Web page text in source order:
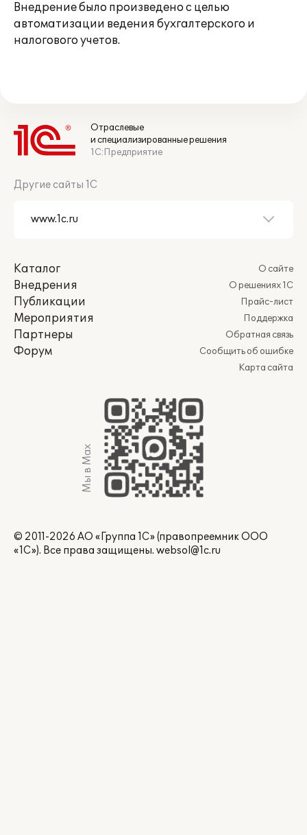
Внедрение было произведено с целью
автоматизации ведения бухгалтерского и
налогового учетов.
Отраслевые
и специализированные решения
1С:Предприятие
Другие сайты 1С
Каталог
Внедрения
Публикации
Мероприятия
Партнеры
Форум
О сайте
О решениях 1С
Прайс-лист
Поддержка
Обратная связь
Сообщить об ошибке
Карта сайта
Мы в Max
© 2011-2026 АО «Группа 1С» (правопреемник ООО
«1С»). Все права защищены. websol@1c.ru